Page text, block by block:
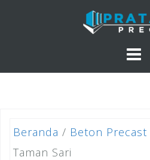
Beranda / Beton Precast
Taman Sari